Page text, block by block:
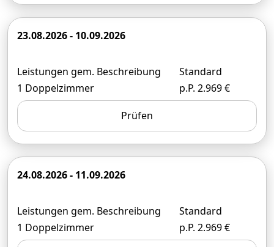
23.08.2026 - 10.09.2026
Leistungen gem. Beschreibung
1 Doppelzimmer
Standard
p.P. 2.969 €
Prüfen
24.08.2026 - 11.09.2026
Leistungen gem. Beschreibung
1 Doppelzimmer
Standard
p.P. 2.969 €